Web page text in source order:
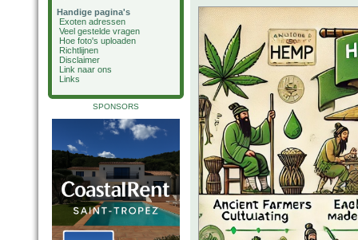
Handige pagina's
Exoten adressen
Veel gestelde vragen
Hoe foto's uploaden
Richtlijnen
Disclaimer
Link naar ons
Links
SPONSORS